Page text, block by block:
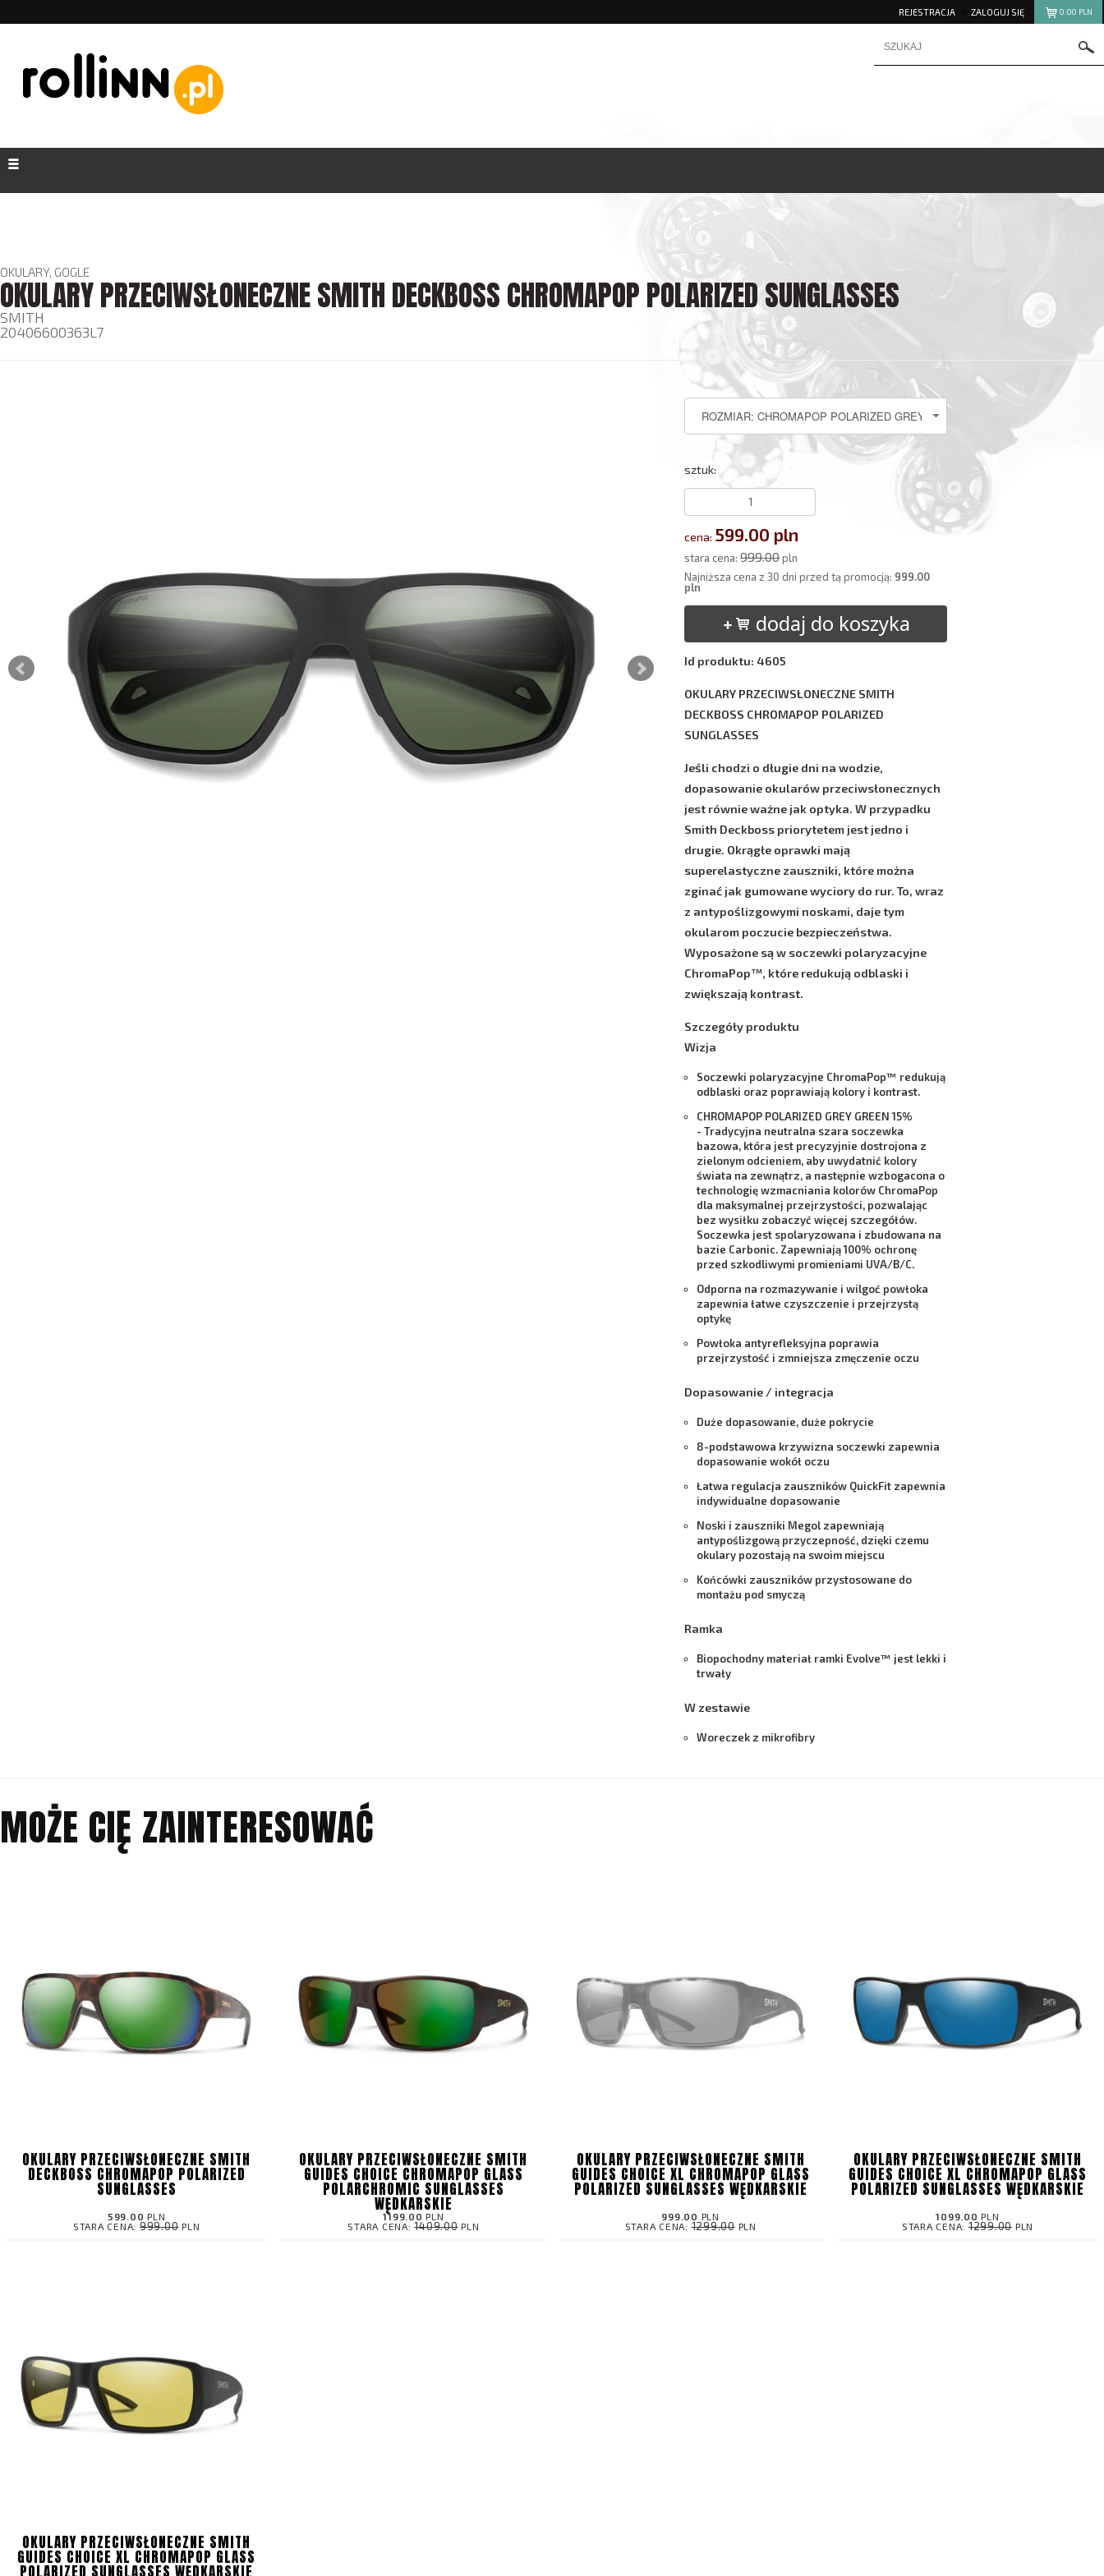
0.00 PLN
REJESTRACJA ZALOGUJ SIĘ
OKULARY, GOGLE
OKULARY PRZECIWSŁONECZNE SMITH DECKBOSS CHROMAPOP POLARIZED SUNGLASSES
SMITH
20406600363L7
sztuk:
cena: 599.00 pln
stara cena:999.00pln
Najniższa cena z 30 dni przed tą promocją: 999.00
pln
dodaj do koszyka
Id produktu: 4605
OKULARY PRZECIWSŁONECZNE SMITH
DECKBOSS CHROMAPOP POLARIZED
SUNGLASSES
Jeśli chodzi o długie dni na wodzie,
dopasowanie okularów przeciwsłonecznych
jest równie ważne jak optyka. W przypadku
Smith Deckboss priorytetem jest jedno i
drugie. Okrągłe oprawki mają
superelastyczne zauszniki, które można
zginać jak gumowane wyciory do rur. To, wraz
z antypoślizgowymi noskami, daje tym
okularom poczucie bezpieczeństwa.
Wyposażone są w soczewki polaryzacyjne
ChromaPop™, które redukują odblaski i
zwiększają kontrast.
Szczegóły produktu
Wizja
Soczewki polaryzacyjne ChromaPop™ redukują
odblaski oraz poprawiają kolory i kontrast.
CHROMAPOP POLARIZED GREY GREEN 15%
-Tradycyjna neutralna szara soczewka
bazowa, która jest precyzyjnie dostrojona z
zielonym odcieniem, aby uwydatnić kolory
świata na zewnątrz, a następnie wzbogacona o
technologię wzmacniania kolorów ChromaPop
dla maksymalnej przejrzystości, pozwalając
bez wysiłku zobaczyć więcej szczegółów.
Soczewka jest spolaryzowana i zbudowana na
bazie Carbonic. Zapewniają 100% ochronę
przed szkodliwymi promieniami UVA/B/C.
Odporna na rozmazywanie i wilgoć powłoka
zapewnia łatwe czyszczenie i przejrzystą
optykę
Powłoka antyrefleksyjna poprawia
przejrzystość i zmniejsza zmęczenie oczu
Dopasowanie / integracja
Duże dopasowanie, duże pokrycie
8-podstawowa krzywizna soczewki zapewnia
dopasowanie wokół oczu
Łatwa regulacja zauszników QuickFit zapewnia
indywidualne dopasowanie
Noski i zauszniki Megol zapewniają
antypoślizgową przyczepność, dzięki czemu
okulary pozostają na swoim miejscu
Końcówki zauszników przystosowane do
montażu pod smyczą
Ramka
Biopochodny materiał ramki Evolve™ jest lekki i
trwały
W zestawie
Woreczek z mikrofibry
MOŻE CIĘ ZAINTERESOWAĆ
OKULARY PRZECIWSŁONECZNE SMITH
DECKBOSS CHROMAPOP POLARIZED
SUNGLASSES
599.00 PLN
STARA CENA:999.00PLN
OKULARY PRZECIWSŁONECZNE SMITH
GUIDES CHOICE CHROMAPOP GLASS
POLARCHROMIC SUNGLASSES
WĘDKARSKIE
1199.00 PLN
STARA CENA:1409.00PLN
OKULARY PRZECIWSŁONECZNE SMITH
GUIDES CHOICE XL CHROMAPOP GLASS
POLARIZED SUNGLASSES WĘDKARSKIE
999.00 PLN
STARA CENA:1299.00PLN
OKULARY PRZECIWSŁONECZNE SMITH
GUIDES CHOICE XL CHROMAPOP GLASS
POLARIZED SUNGLASSES WĘDKARSKIE
1099.00 PLN
STARA CENA:1299.00 PLN
OKULARY PRZECIWSŁONECZNE SMITH
GUIDES CHOICE XL CHROMAPOP GLASS
POLARIZED SUNGLASSES WĘDKARSKIE